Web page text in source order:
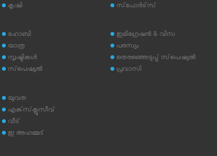
കൃഷി
സ്‌പോര്‍ട്‌സ്
ഹോബി
യാത്ര
സൃഷ്ടികള്‍
സ്‌പെഷ്യല്‍
ഇമിഗ്രേഷന്‍ & വിസ
പരസ്യം
തെരഞ്ഞെടുപ്പ് സ്‌പെഷ്യല്‍
പ്രവാസി
യുവത
എക്‌സ്‌ക്ലൂസീവ്
വീട്
ഇ അഹമ്മദ്‌